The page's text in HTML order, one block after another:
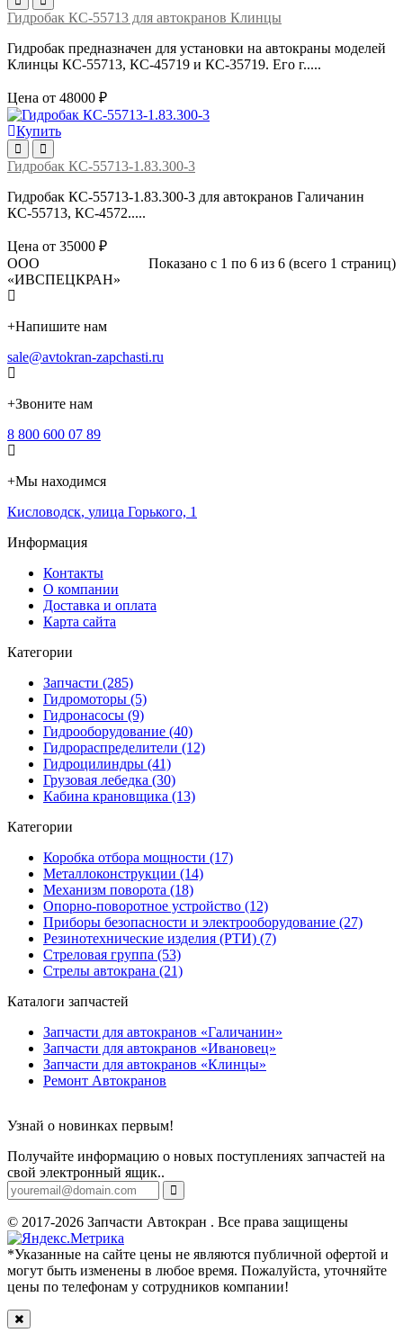
Гидробак КС-55713 для автокранов Клинцы
Гидробак предназначен для установки на автокраны моделей
Клинцы КС-55713, КС-45719 и КС-35719. Его г.....
Цена от 48000 ₽
Купить
Гидробак КС-55713-1.83.300-3
Гидробак КС-55713-1.83.300-3 для автокранов Галичанин
КС-55713, КС-4572.....
Цена от 35000 ₽
Показано с 1 по 6 из 6 (всего 1 страниц)
ООО
«ИВСПЕЦКРАН»
+Напишите нам
sale@avtokran-zapchasti.ru
+Звоните нам
8 800 600 07 89
+Мы находимся
Кисловодск, улица Горького, 1
Информация
Контакты
О компании
Доставка и оплата
Карта сайта
Категории
Запчасти (285)
Гидромоторы (5)
Гидронасосы (9)
Гидрооборудование (40)
Гидрораспределители (12)
Гидроцилиндры (41)
Грузовая лебедка (30)
Кабина крановщика (13)
Категории
Коробка отбора мощности (17)
Металлоконструкции (14)
Механизм поворота (18)
Опорно-поворотное устройство (12)
Приборы безопасности и электрооборудование (27)
Резинотехнические изделия (РТИ) (7)
Стреловая группа (53)
Стрелы автокрана (21)
Каталоги запчастей
Запчасти для автокранов «Галичанин»
Запчасти для автокранов «Ивановец»
Запчасти для автокранов «Клинцы»
Ремонт Автокранов
Узнай о новинках первым!
Получайте информацию о новых поступлениях запчастей на
свой электронный ящик..
© 2017-2026 Запчасти Автокран . Все права защищены
*Указанные на сайте цены не являются публичной офертой и
могут быть изменены в любое время. Пожалуйста, уточняйте
цены по телефонам у сотрудников компании!